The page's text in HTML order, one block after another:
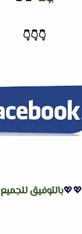
👇
👇
👇
💖💖بالتوفيق للجميع